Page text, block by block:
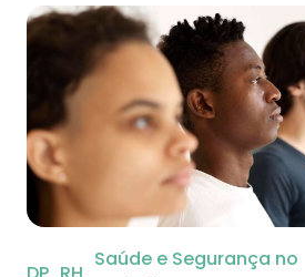
Saúde e Segurança no